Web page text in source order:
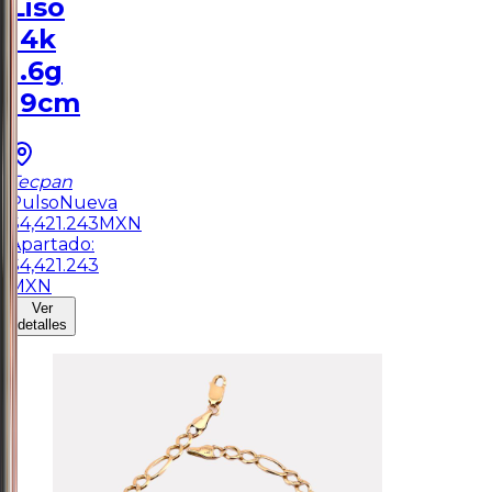
Liso
14k
1.6g
19cm
Tecpan
Pulso Nueva
$4,421.243 MXN
Apartado:
$4,421.243
MXN
Ver
detalles